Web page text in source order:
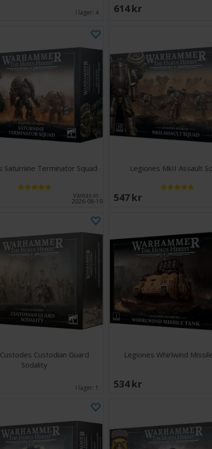
I lager: 4 614 SEK
Saturnine Terminator Squad
Väntas in:
2026-08-19
Legiones MkII Assault
547 SEK
Custodian Guard
Sodality
I lager: 1
Legiones Whirlwind
534 SEK